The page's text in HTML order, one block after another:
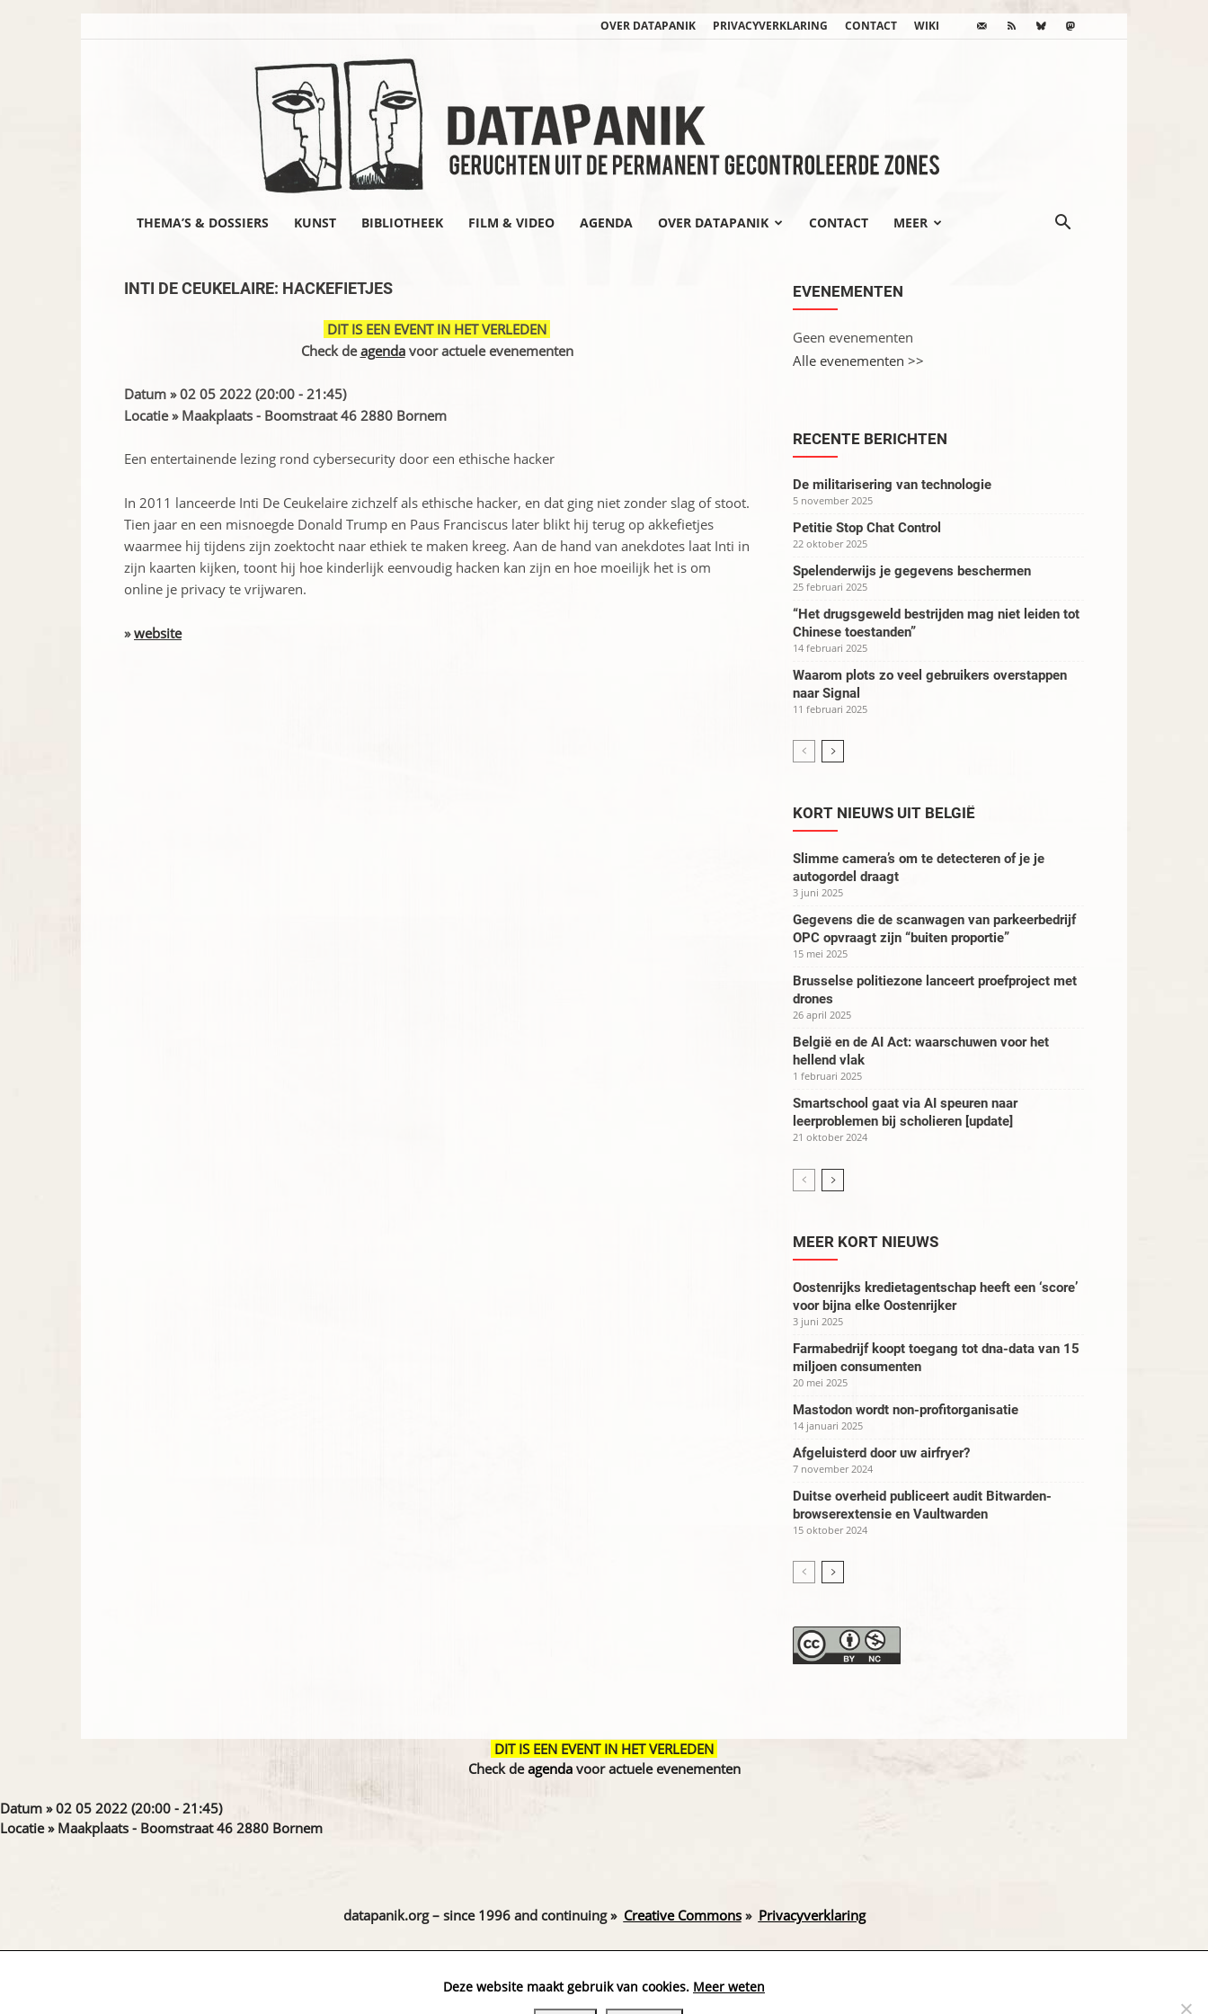
OVER DATAPANIK PRIVACYVERKLARING CONTACT WIKI
THEMA’S & DOSSIERS KUNST BIBLIOTHEEK FILM & VIDEO AGENDA OVER DATAPANIK CONTACT MEER
INTI DE CEUKELAIRE: HACKEFIETJES
DIT IS EEN EVENT IN HET VERLEDEN
Check deagendavoor actuele evenementen
Datum » 02 05 2022 (20:00 - 21:45)
Locatie » Maakplaats - Boomstraat 46 2880 Bornem
Een entertainende lezing rond cybersecurity door een ethische hacker
In 2011 lanceerde Inti De Ceukelaire zichzelf als ethische hacker, en dat ging niet zonder slag of stoot.
Tien jaar en een misnoegde Donald Trump en Paus Franciscus later blikt hij terug op akkefietjes
waarmee hij tijdens zijn zoektocht naar ethiek te maken kreeg. Aan de hand van anekdotes laat Inti in
zijn kaarten kijken, toont hij hoe kinderlijk eenvoudig hacken kan zijn en hoe moeilijk het is om
online je privacy te vrijwaren.
»website
EVENEMENTEN
Geen evenementen
Alle evenementen >>
RECENTE BERICHTEN
De militarisering van technologie
5 november 2025
Petitie Stop Chat Control
22 oktober 2025
Spelenderwijs je gegevens beschermen
25 februari 2025
“Het drugsgeweld bestrijden mag niet leiden tot
Chinese toestanden”
14 februari 2025
Waarom plots zo veel gebruikers overstappen
naar Signal
11 februari 2025
KORT NIEUWS UIT BELGIË
Slimme camera’s om te detecteren of je je
autogordel draagt
3 juni 2025
Gegevens die de scanwagen van parkeerbedrijf
OPC opvraagt zijn “buiten proportie”
15 mei 2025
Brusselse politiezone lanceert proefproject met
drones
26 april 2025
België en de AI Act: waarschuwen voor het
hellend vlak
1 februari 2025
Smartschool gaat via AI speuren naar
leerproblemen bij scholieren [update]
21 oktober 2024
MEER KORT NIEUWS
Oostenrijks kredietagentschap heeft een ‘score’
voor bijna elke Oostenrijker
3 juni 2025
Farmabedrijf koopt toegang tot dna-data van 15
miljoen consumenten
20 mei 2025
Mastodon wordt non-profitorganisatie
14 januari 2025
Afgeluisterd door uw airfryer?
7 november 2024
Duitse overheid publiceert audit Bitwarden-
browserextensie en Vaultwarden
15 oktober 2024
DIT IS EEN EVENT IN HET VERLEDEN
Check deagendavoor actuele evenementen
Datum » 02 05 2022 (20:00 - 21:45)
Locatie » Maakplaats - Boomstraat 46 2880 Bornem
datapanik.org – since 1996 and continuing » Creative Commons» Privacyverklaring
Deze website maakt gebruik van cookies. Meer weten